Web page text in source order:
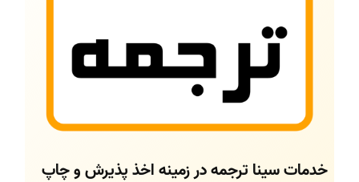
خدمات سینا ترجمه در زمینه اخذ پذیرش و چاپ